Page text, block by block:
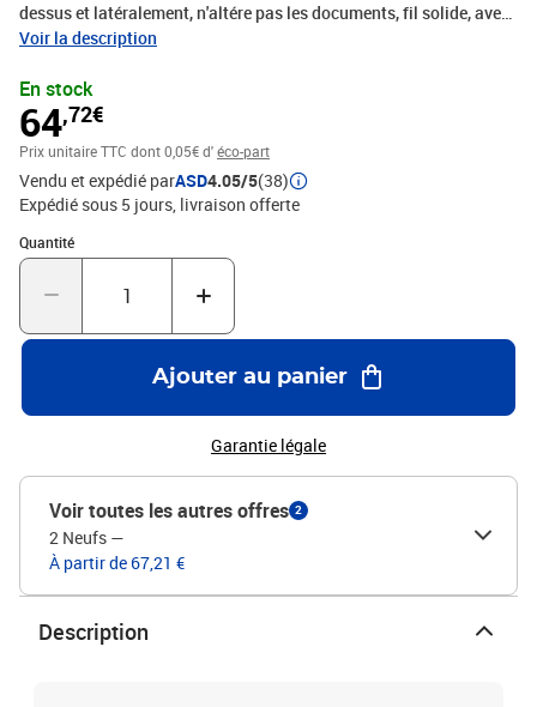
dessus et latéralement, n'altére pas les documents, fil solide, avec
encoche pour pouce, contenu: 100 pièces, (4020-00-03)
Voir la description
En stock
64,72€
Prix unitaire TTC dont 0,05€ d'éco-part
Vendu et expédié parASD4.05/5(38)
Expédié sous 5 jours livraison offerte
Quantité
Quantité : 1
Ajouter au panier
Garantie légale
Voir toutes les autres offres 2
2 Neufs —
À partir de 67,21 €
Description